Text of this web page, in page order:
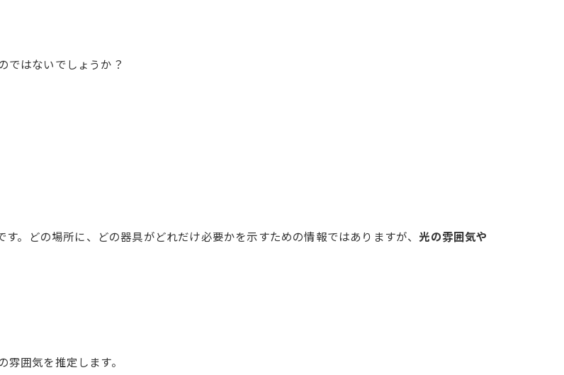
ではないでしょうか？
。どの場所に、どの器具がどれだけ必要かを示すための情報ではありますが、 光の雰囲気や
囲気を推定します。